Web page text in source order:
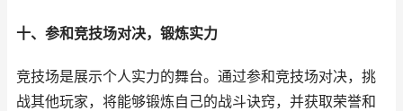
十、参和竞技场对决，锻炼实力
竞技场是展示个人实力的舞台。通过参和竞技场对决，挑
战其他玩家，将能够锻炼自己的战斗诀窍，并获取荣誉和